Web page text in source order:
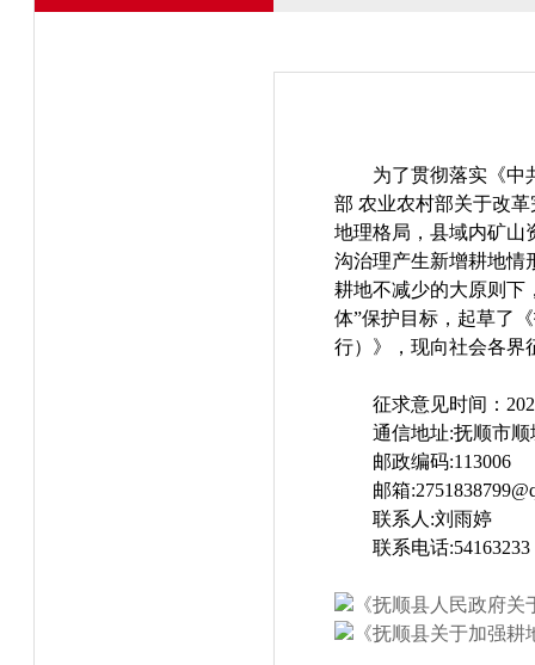
为了贯彻落实《中
部 农业农村部关于改
地理格局，县域内矿山
沟治理产生新增耕地情
耕地不减少的大原则下
体”保护目标，起草了
行）》，现向社会各界
征求意见时间：
通信地址:抚顺市
邮政编码:113006
邮箱
联系人:刘雨婷
联系电话:54163233
《抚顺县人民政府
《抚顺县关于加强